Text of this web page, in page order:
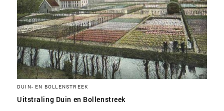
DUIN- EN BOLLENSTREEK
Uitstraling Duin en Bollenstreek